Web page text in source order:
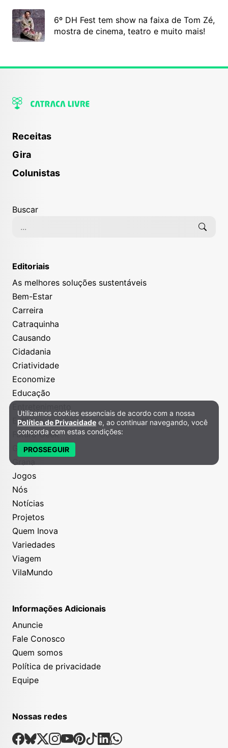
6º DH Fest tem show na faixa de Tom Zé,
mostra de cinema, teatro e muito mais!
Receitas
Gira
Colunistas
Buscar
Editoriais
As melhores soluções sustentáveis
Bem-Estar
Carreira
Catraquinha
Causando
Cidadania
Criatividade
Economize
Educação
Estilo
Futuro Geek
Gastronomia
Grana
Jogos
Nós
Notícias
Projetos
Quem Inova
Variedades
Viagem
VilaMundo
Informações Adicionais
Anuncie
Fale Conosco
Quem somos
Política de privacidade
Equipe
Nossas redes
Nossas Redes Sociais
Facebook
Bsky
X Instagram
Youtube
Pinterest
TiktokLinkedin
Whatsapp
Política de Privacidade e Cookies
Utilizamos cookies essenciais de acordo com a nossa
Política de Privacidade e, ao continuar navegando, você
concorda com estas condições:
PROSSEGUIR